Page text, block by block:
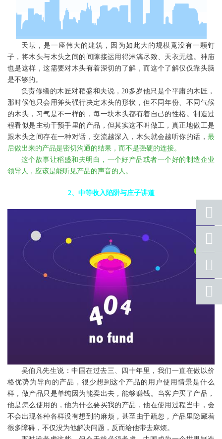
天坛，是一座伟大的建筑，因为如此大的规模竟没有一颗钉
子，将木头与木头之间的间隙接运用得淋漓尽致、天衣无缝。神庙
也是这样，这需要对木头有着深切的了解，而这个了解仅仅靠头脑
是不够的。
负责修缮的木匠对稻盛和夫说， 20多岁他只是个平庸的木匠，
那时候他只会用斧头强行决定木头的形状，但不同年份、不同气候
的木头，习气是不一样的，每一块木头都有着自己的性格。制造过
程看似是主动干预手里的产品，但其实这不叫做工，真正地做工是
跟木头之间存在一种对话，交流越深入，木头就会越听你的话， 最
后做出来的产品是密切沟通的结果，而不是强硬的连接。
这个故事让稻盛和夫明白，一个好产品或者一个好的制造企业
领导人，应该是能听见产品的声音的人。
2、中等收入陷阱与庄子讲道
吴伯凡先生说：中国在过去三、四十年里，我们一直在做以价
格优势为导向的产品，很少想到这个产品的用户使用情景是什么
样，做产品只是单纯因为能卖出去，能够赚钱。当客户买了产品，
他是怎么使用的，他为什么要买我的产品，他在使用过程当中，会
不会出现各种各样没有想到的麻烦，甚至由于疏忽，产品里隐藏着
很多障碍，不仅没为他解决问题，反而给他带去麻烦。
座机
手机
qq